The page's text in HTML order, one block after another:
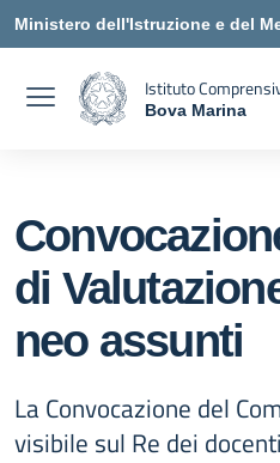
Vai ai contenuti
Vai al menu di navigazione
Vai al footer
Ministero dell'Istruzione e del
Istituto
Bova Marina
di
neo assunti
La Convocazione del
visibile sul Re dei